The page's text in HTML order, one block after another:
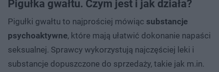
Pigułka gwałtu. Czym jest i jak działa?
Pigułki gwałtu to najprościej mówiąc substancje
psychoaktywne, które mają ułatwić dokonanie napaści
seksualnej. Sprawcy wykorzystują najczęściej leki i
substancje dopuszczone do sprzedaży, takie jak m.in.